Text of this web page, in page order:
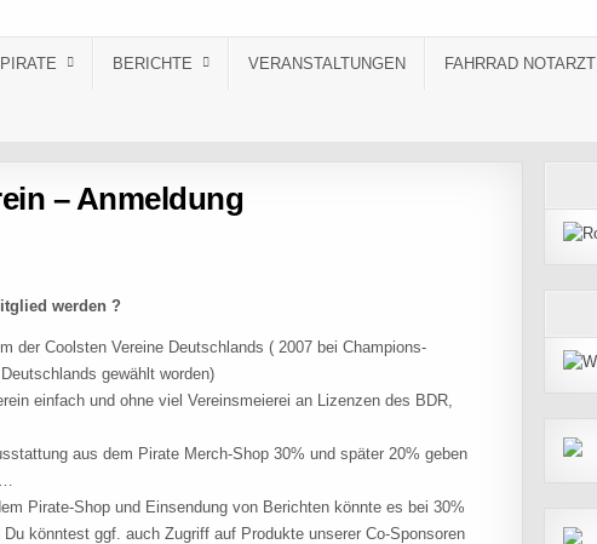
BERICHTE VERANSTALTUNGEN FAHRRAD NOTARZT
– Anmeldung
werden ?
der Coolsten Vereine Deutschlands ( 2007 bei Champions-
gewählt worden)
einfach und ohne viel Vereinsmeierei an Lizenzen des BDR,
aus dem Pirate Merch-Shop 30% und später 20% geben
Pirate-Shop und Einsendung von Berichten könnte es bei 30%
könntest ggf. auch Zugriff auf Produkte unserer Co-Sponsoren